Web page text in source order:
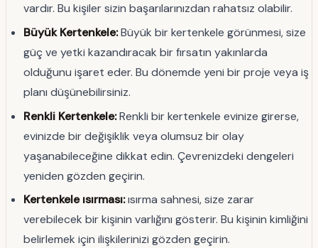
vardır. Bu kişiler sizin başarılarınızdan rahatsız olabilir.
Büyük Kertenkele:Büyük bir kertenkele görünmesi, size
güç ve yetki kazandıracak bir fırsatın yakınlarda
olduğunu işaret eder. Bu dönemde yeni bir proje veya iş
planı düşünebilirsiniz.
Renkli Kertenkele:Renkli bir kertenkele evinize girerse,
evinizde bir değişiklik veya olumsuz bir olay
yaşanabileceğine dikkat edin. Çevrenizdeki dengeleri
yeniden gözden geçirin.
Kertenkele ısırması:ısırma sahnesi, size zarar
verebilecek bir kişinin varlığını gösterir. Bu kişinin kimliğini
belirlemek için ilişkilerinizi gözden geçirin.